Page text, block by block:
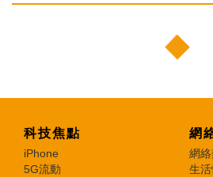
科技焦點
iPhone
5G流動
網
網
生